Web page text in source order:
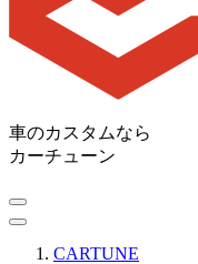
車のカスタムなら
カーチューン
CARTUNE